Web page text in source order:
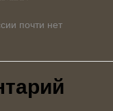
почти нет